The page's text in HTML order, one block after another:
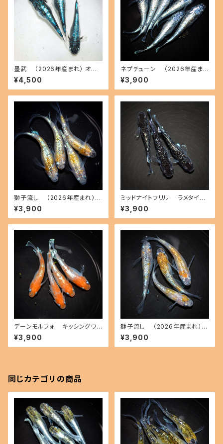
墨武 （2026年産まれ） オス1
メス2(現物出品) ikahoff B-0
718-51331-a
¥4,500
ネプチューン （2026年産ま
れ） オス2 メス4(現物出品) ika
hoff A-0803-51528-a
¥3,900
獅子流し （2026年産まれ）
オス2 メス2(現物出品) ikahoff
C-0727-51447-a
¥3,900
ミッドナイトフリル ラメタイプ
（2026年産まれ） オス1 メス2
(現物出品) ikahoff B-0727-
51446-a
¥3,900
デーンモルフォ キッシングワイ
ドフィン（2026年産まれ） オス2
メス2(現物出品) ikahoff B-0
720-51367-a
¥3,900
獅子流し （2026年産まれ）
オス2 メス2(現物出品) ikahoff
A-0801-51494-a
¥3,900
同じカテゴリの商品